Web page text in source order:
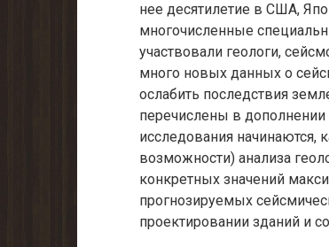
нее десятилетие в США,
многочисленные
участвовали геологи,
много новых данных о
ослабить последствия
перечислены в дополнении
исследования начинаются,
возможности) анализа
конкретных значений
прогнозируемых
проектирова­нии зданий и